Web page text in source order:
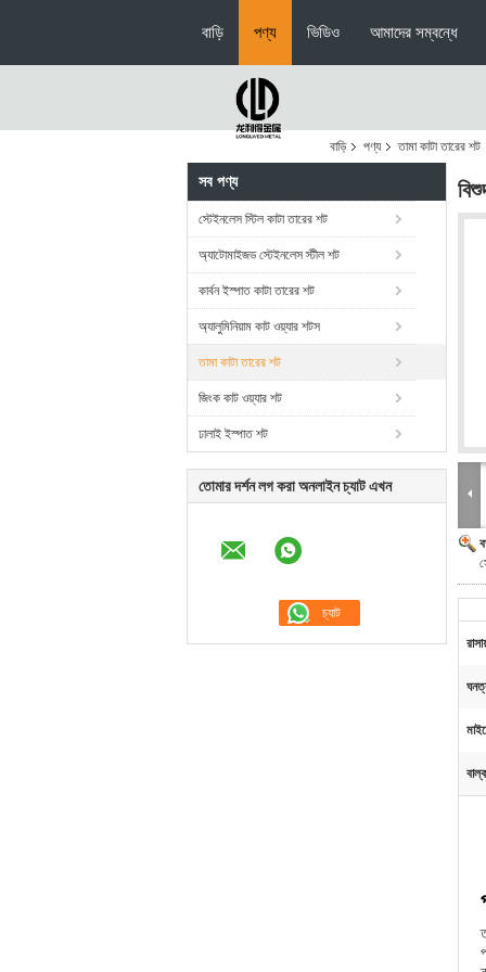
বাড়ি পণ্য ভিডিও আমাদের সম্বন্ধে
বাড়ি
পণ্য তামা কাটা তারের শট
সব পণ্য
স্টেইনলেস স্টিল কাটা তারের শট
অ্যাটোমাইজড স্টেইনলেস স্টীল শট
কার্বন ইস্পাত কাটা তারের শট
অ্যালুমিনিয়াম কাট ওয়্যার শটস
তামা কাটা তারের শট
জিংক কাট ওয়্যার শট
ঢালাই ইস্পাত শট
তোমার দর্শন লগ করা অনলাইন চ্যাট এখন